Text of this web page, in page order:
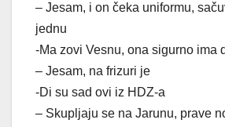
– Jesam, i on čeka uniformu,
jednu
-Ma zovi Vesnu, ona sigurno ima
– Jesam, na frizuri je
-Di su sad ovi iz HDZ-a
– Skupljaju se na Jarunu, prave